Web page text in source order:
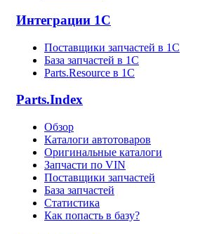
Интеграции 1С
Поставщики запчастей в 1C
База запчастей в 1С
Parts.Resource в 1C
Parts.Index
Обзор
Каталоги автотоваров
Оригинальные каталоги
Запчасти по VIN
Поставщики запчастей
База запчастей
Статистика
Как попасть в базу?